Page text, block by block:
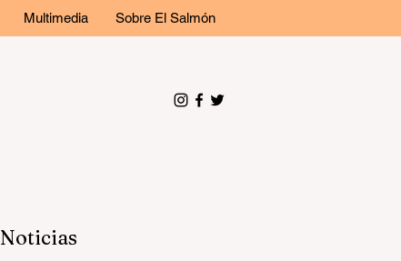
Multimedia Sobre El Salmón
Noticias